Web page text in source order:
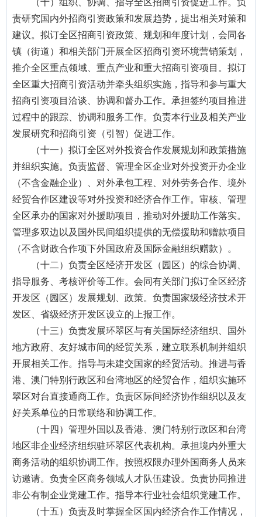
（十）组织、协调、指导全区招商引资促进工作。负
责研究国内外招商引资政策和发展趋势，提出相关对策和
建议。拟订全区招商引资政策、规划和年度计划，会同各
镇（街道）和相关部门开展全区招商引资环境营销策划，
推介全区重点领域、重点产业和重大招商引资项目。拟订
全区重大招商引资活动并牵头组织实施，指导和参与重大
招商引资项目洽谈、协调和督办工作。承担签约项目推进
过程中的跟踪、协调和服务工作。负责本行业及相关产业
发展研究和招商引资（引智）促进工作。
（十一）拟订全区对外投资合作发展规划和政策措施
并组织实施。负责监督、管理全区企业对外投资开办企业
（不含金融企业）、对外承包工程、对外劳务合作、境外
经贸合作区建设等对外投资和经济合作工作。审核、管理
全区承办的国家对外援助项目，推动对外援助工作落实。
管理多双边以及国外民间组织提供的无偿援助和赠款项目
（不含财政合作项下外国政府及国际金融组织赠款）。
（十二）负责全区经济开发区（园区）的综合协调、
指导服务、考核评价等工作。会同有关部门拟订全区经济
开发区（园区）发展规划、政策。负责国家级经济技术开
发区、省级经济开发区设立的上报工作。
（十三）负责发展环翠区与有关国际经济组织、国外
地方政府、友好城市间的经贸关系，建立联系机制并组织
开展相关工作。指导与未建交国家的经贸活动。推进与香
港、澳门特别行政区和台湾地区的经贸合作，组织实施环
翠区对台直接通商工作。负责区际间经济协作组织以及友
好关系单位的日常联络和协调工作。
（十四）管理外国以及香港、澳门特别行政区和台湾
地区非企业经济组织驻环翠区代表机构。承担境内外重大
商务活动的组织协调工作。按照权限办理外国商务人员来
访邀请。负责全区商务领域人才队伍建设。负责协同推进
非公有制企业党建工作。指导本行业社会组织党建工作。
（十五）负责及时掌握全区国内经济合作工作情况，